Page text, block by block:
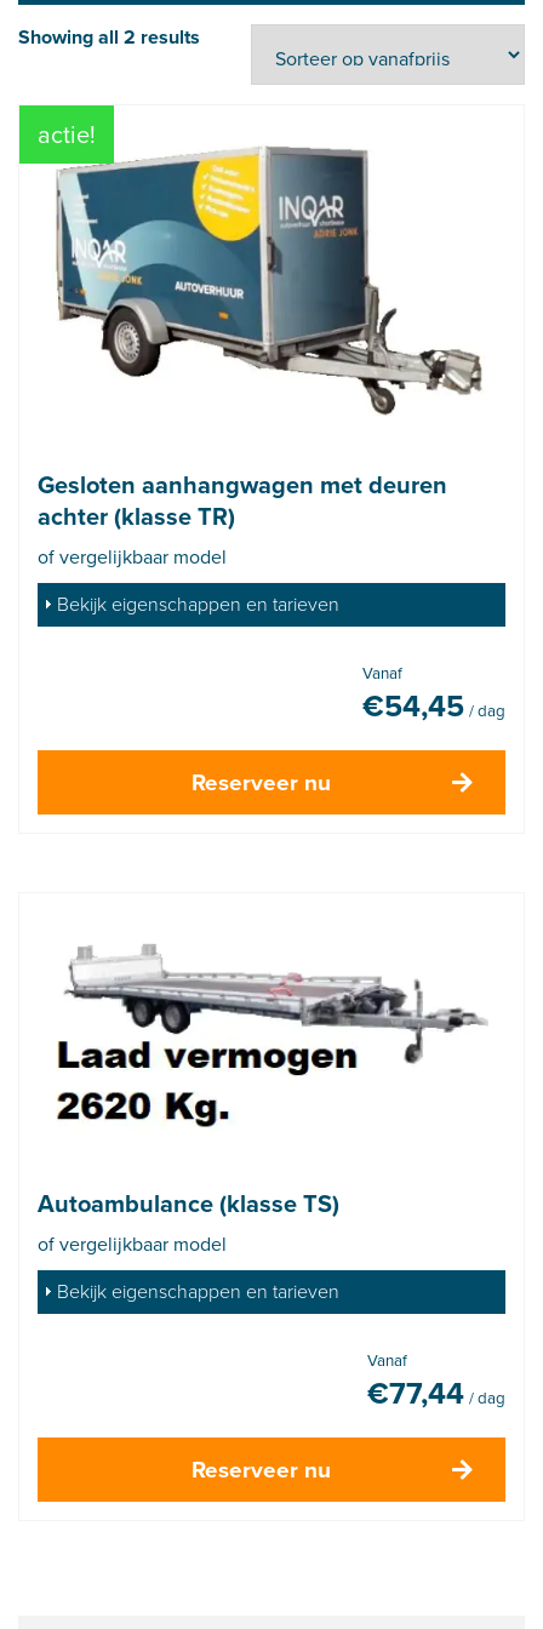
Showing all 2 results
actie!
Gesloten aanhangwagen met deuren
achter (klasse TR)
of vergelijkbaar model
Bekijk eigenschappen en tarieven
Vanaf
€54,45 / dag
Reserveer nu
Autoambulance (klasse TS)
of vergelijkbaar model
Bekijk eigenschappen en tarieven
Vanaf
€77,44 / dag
Reserveer nu